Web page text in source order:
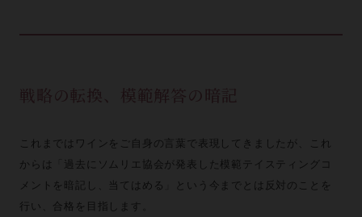
戦略の転換、模範解答の暗記
これまではワインをご自身の言葉で表現してきましたが、これ
からは「過去にソムリエ協会が発表した模範テイスティングコ
メントを暗記し、当てはめる」という今までとは反対のことを
行い、合格を目指します。